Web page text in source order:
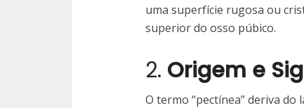
uma superfície rugosa ou
superior do osso púbico.
2. Origem e
O termo “pectínea” deriva do